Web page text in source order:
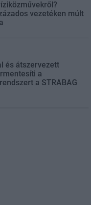
vezetéken múlt
és átszervezett
a
a STRABAG